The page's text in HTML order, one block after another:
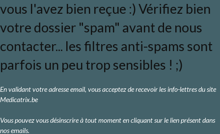
vous l'avez bien reçue :) Vérifiez bien
votre dossier "spam" avant de nous
contacter... les filtres anti-spams sont
parfois un peu trop sensibles ! ;)
En validant votre adresse email, vous acceptez de recevoir les info-lettres du site
Medicatrix.be
Vous pouvez vous désinscrire à tout moment en cliquant sur le lien présent dans
nos emails.